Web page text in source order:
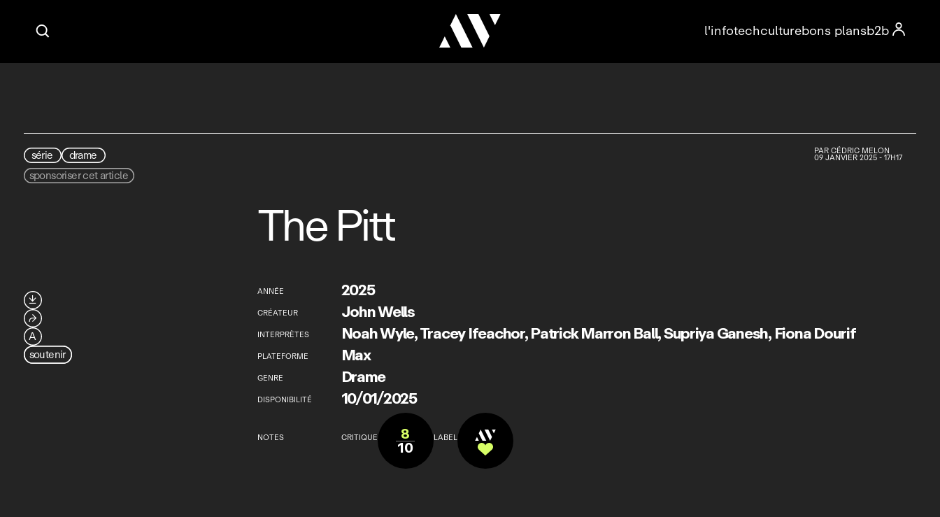

 l'infotechculturebons plansb2b
série
drame
sponsoriser cet article
PARCÉDRIC MELON
09 JANVIER 2025 - 17H17
The Pitt
ANNÉE 2025
CRÉATEUR John Wells
INTERPRÈTES Noah Wyle,Tracey Ifeachor,Patrick Marron Ball,Supriya Ganesh,Fiona Dourif
PLATEFORME Max
GENRE Drame
DISPONIBILITÉ 10/01/2025
NOTES CRITIQUE 8
10 LABEL

⮫
A
soutenir